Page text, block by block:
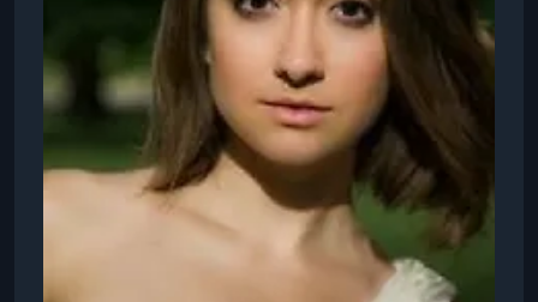
неотделима от истории моды,